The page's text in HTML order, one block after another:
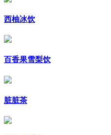
西柚冰饮
百香果雪梨饮
脏脏茶